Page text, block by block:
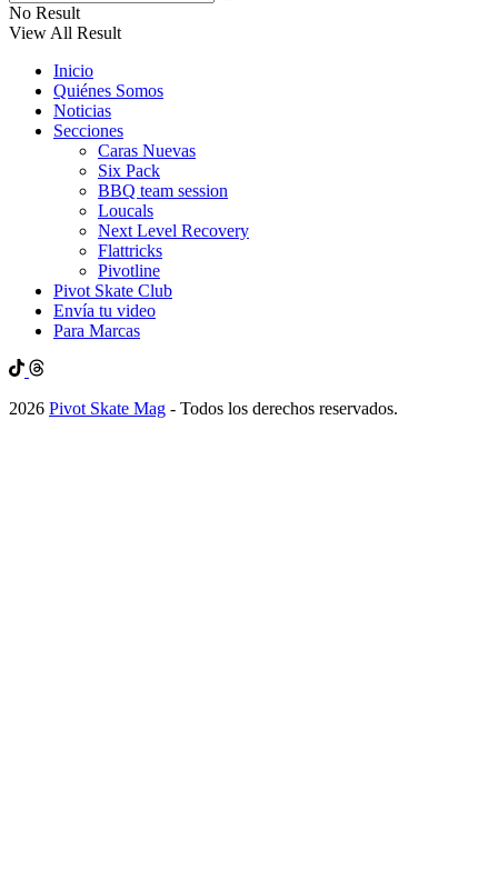
No Result
View All Result
Inicio
Quiénes Somos
Noticias
Secciones
Caras Nuevas
Six Pack
BBQ team session
Loucals
Next Level Recovery
Flattricks
Pivotline
Pivot Skate Club
Envía tu video
Para Marcas
2026 Pivot Skate Mag - Todos los derechos reservados.